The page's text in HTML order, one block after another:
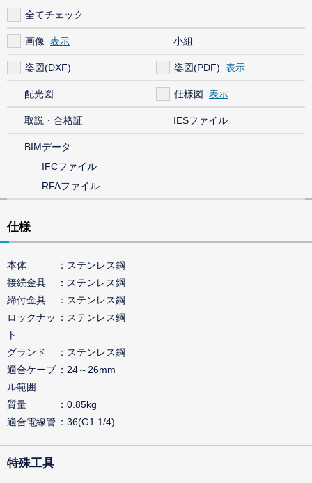
全てチェック
画像 小組
姿図(DXF) 姿図(PDF)
配光図 仕様図
取説・合格証 IESファイル
BIMデータ
IFCファイル
RFAファイル
仕様
本体
ステンレス鋼
接続金具
ステンレス鋼
締付金具
ステンレス鋼
ロックナッ
ト
ステンレス鋼
グランド
ステンレス鋼
適合ケーブ
ル範囲
24～26mm
質量
0.85kg
適合電線管
36(G1 1/4)
特殊工具